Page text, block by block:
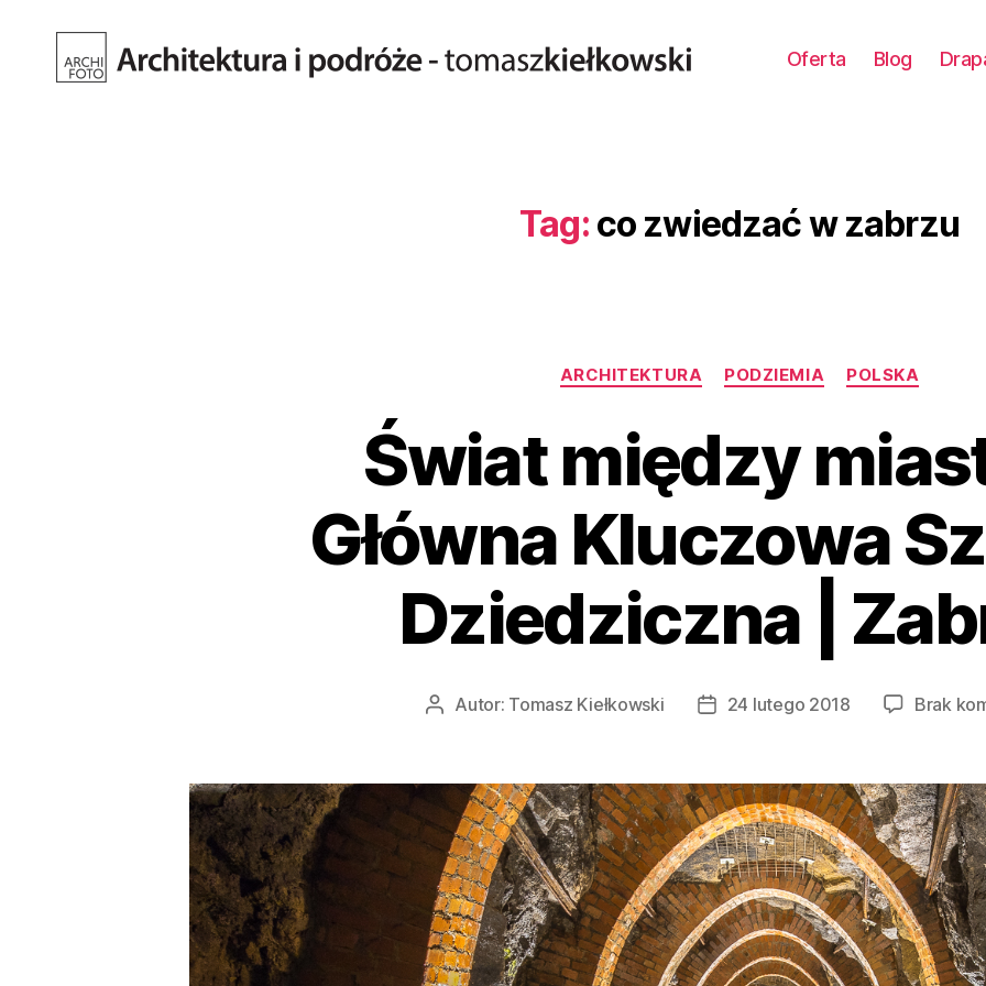
Oferta Blog
Tag: co zwiedzać w zabrzu
Kategorie
ARCHITEKTURA PODZIEMIA POLSKA
Świat między
Główna Kluczowa
Dziedziczna |
AutorAutor: Tomasz Kiełkowski
Data24 lutego 2018 Brak